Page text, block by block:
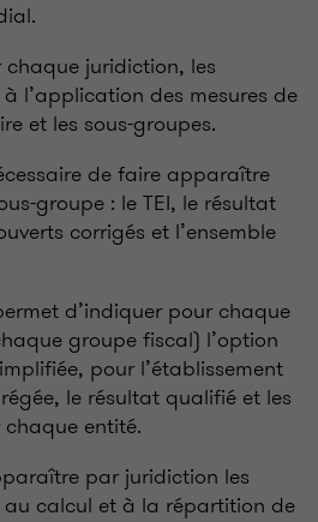
juridiction, les
l’application des mesures de
et les sous-groupes.
de faire apparaître
groupe : le TEI, le résultat
corrigés et l’ensemble
d’indiquer pour chaque
groupe fiscal) l’option
pour l’établissement
le résultat qualifié et les
entité.
par juridiction les
au calcul et à la répartition de